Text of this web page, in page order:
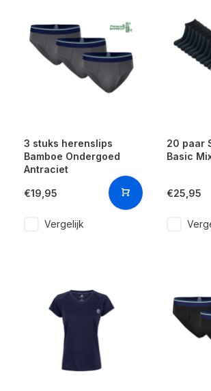
3 stuks herenslips
Bamboe Ondergoed
Antraciet
€19,95
Vergelijk
20 paar
Basic
€25,95